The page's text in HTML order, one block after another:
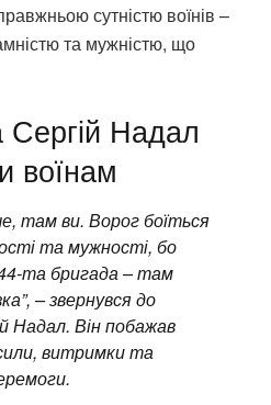
сутністю воїнів –
та мужністю, що
Сергій Надал
воїнам
там ви. Ворог боїться
та мужності, бо
та бригада – там
– звернувся до
Надал. Він побажав
витримки та